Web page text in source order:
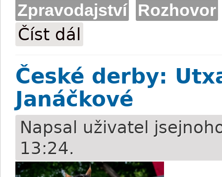
Zpravodajství
Rozhovor
Číst dál
České derby:
Janáčkové
Napsal uživatel
13:24.